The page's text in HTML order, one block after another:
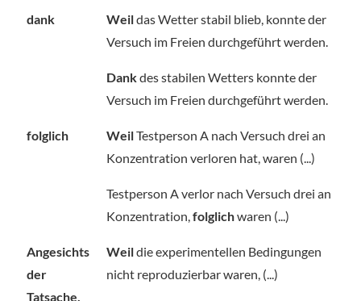
dank Weildas Wetter stabil blieb, konnte der
Versuch im Freien durchgeführt werden.
Dankdes stabilen Wetters konnte der
Versuch im Freien durchgeführt werden.
folglich WeilTestperson A nach Versuch drei an
Konzentration verloren hat, waren (...)
Testperson A verlor nach Versuch drei an
Konzentration,folglichwaren (...)
Angesichts
der
Tatsache,
Weildie experimentellen Bedingungen
nicht reproduzierbar waren, (...)